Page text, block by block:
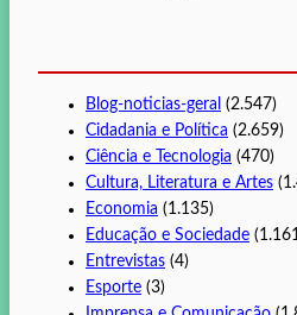
Blog-noticias-geral (2.547)
Cidadania e Política (2.659)
Ciência e Tecnologia (470)
Cultura, Literatura e Artes
Economia (1.135)
Educação e Sociedade
Entrevistas (4)
Esporte (3)